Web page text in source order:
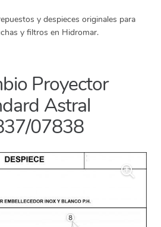
y despieces originales para
y filtros en Hidromar.
Proyector
Astral
07838